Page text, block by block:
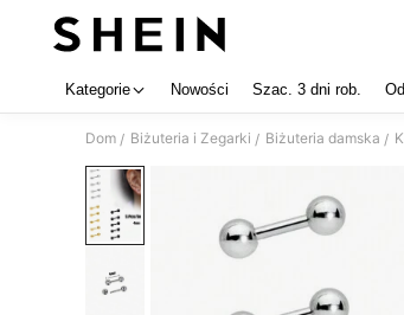
Kategorie Nowości Szac. 3 dni rob.
Dom / Biżuteria i Zegarki / Biżuteria damska /